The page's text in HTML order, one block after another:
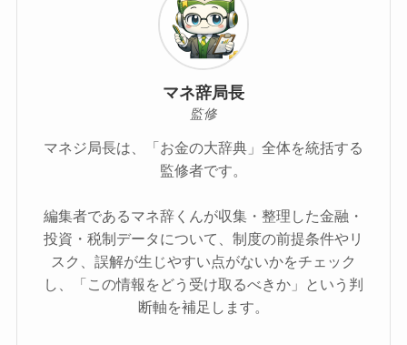
マネ辞局長
監修
マネジ局長は、「お金の大辞典」全体を統括する
監修者です。
編集者であるマネ辞くんが収集・整理した金融・
投資・税制データについて、制度の前提条件やリ
スク、誤解が生じやすい点がないかをチェック
し、「この情報をどう受け取るべきか」という判
断軸を補足します。